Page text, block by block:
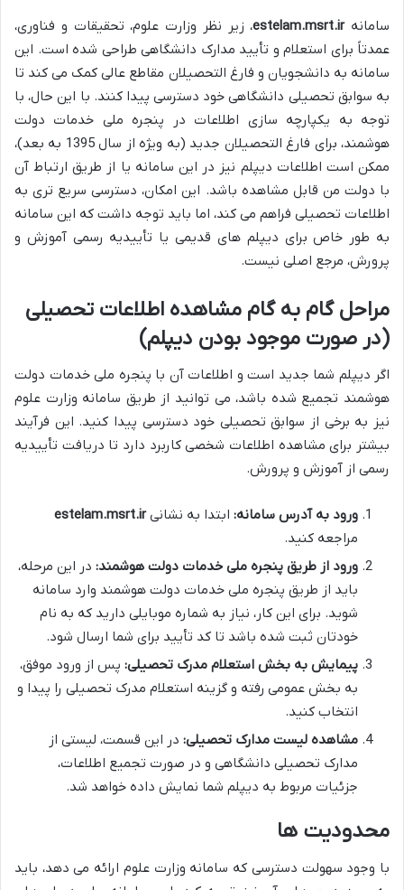
سامانهestelam.msrt.ir، زیر نظر وزارت علوم، تحقیقات و فناوری،
عمدتاً برای استعلام و تأیید مدارک دانشگاهی طراحی شده است. این
سامانه به دانشجویان و فارغ التحصیلان مقاطع عالی کمک می کند تا
به سوابق تحصیلی دانشگاهی خود دسترسی پیدا کنند. با این حال، با
توجه به یکپارچه سازی اطلاعات در پنجره ملی خدمات دولت
هوشمند، برای فارغ التحصیلان جدید (به ویژه از سال 1395 به بعد)،
ممکن است اطلاعات دیپلم نیز در این سامانه یا از طریق ارتباط آن
با دولت من قابل مشاهده باشد. این امکان، دسترسی سریع تری به
اطلاعات تحصیلی فراهم می کند، اما باید توجه داشت که این سامانه
به طور خاص برای دیپلم های قدیمی یا تأییدیه رسمی آموزش و
پرورش، مرجع اصلی نیست.
مراحل گام به گام مشاهده اطلاعات تحصیلی
(در صورت موجود بودن دیپلم)
اگر دیپلم شما جدید است و اطلاعات آن با پنجره ملی خدمات دولت
هوشمند تجمیع شده باشد، می توانید از طریق سامانه وزارت علوم
نیز به برخی از سوابق تحصیلی خود دسترسی پیدا کنید. این فرآیند
بیشتر برای مشاهده اطلاعات شخصی کاربرد دارد تا دریافت تأییدیه
رسمی از آموزش و پرورش.
ورود به آدرس سامانه: ابتدا به نشانیestelam.msrt.ir
مراجعه کنید.
ورود از طریق پنجره ملی خدمات دولت هوشمند: در این مرحله،
باید از طریق پنجره ملی خدمات دولت هوشمند وارد سامانه
شوید. برای این کار، نیاز به شماره موبایلی دارید که به نام
خودتان ثبت شده باشد تا کد تأیید برای شما ارسال شود.
پیمایش به بخش استعلام مدرک تحصیلی: پس از ورود موفق،
به بخش عمومی رفته و گزینه استعلام مدرک تحصیلی را پیدا و
انتخاب کنید.
مشاهده لیست مدارک تحصیلی: در این قسمت، لیستی از
مدارک تحصیلی دانشگاهی و در صورت تجمیع اطلاعات،
جزئیات مربوط به دیپلم شما نمایش داده خواهد شد.
محدودیت ها
با وجود سهولت دسترسی که سامانه وزارت علوم ارائه می دهد، باید